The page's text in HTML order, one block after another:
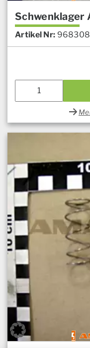
Schwenklager
Artikel Nr: 968308